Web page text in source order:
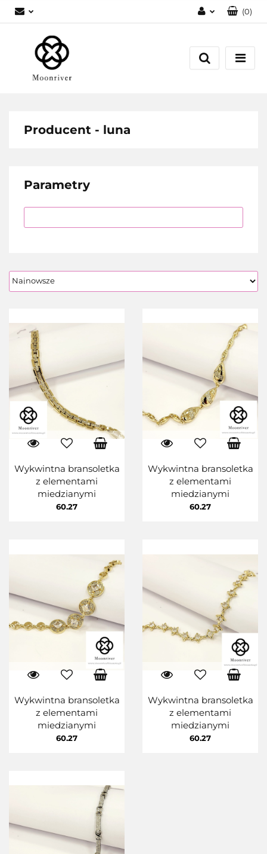
Zarejestruj się
(0)
Producent - luna
Parametry
Wykwintna bransoletka
z elementami
miedzianymi
60.27
Wykwintna bransoletka
z elementami
miedzianymi
60.27
Wykwintna bransoletka
z elementami
miedzianymi
60.27
Wykwintna bransoletka
z elementami
miedzianymi
60.27